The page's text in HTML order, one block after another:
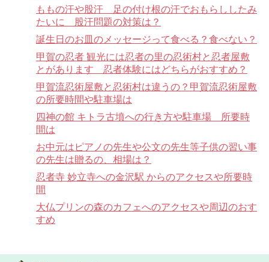
ももの汗や股汗 足の付け根の汗でおもらししたみ
たいに 股汗問題の対策は？
誕生日のお皿のメッセージって食べる？食べない？
甲賀の忍者 観光には忍者の里の忍術村と忍者屋敷
とがあります 忍者体験にはどちらがおすすめ？
甲賀流忍術屋敷と忍術村は違うの？甲賀流忍術屋敷
の所要時間や駐車場は
四神の館 キトラ古墳への行き方や駐車場 所要時
間は
お中元はピアノの先生や公文の先生等子供の習い事
の先生は贈るの、相場は？
忍者寺 妙立寺への金沢駅 からのアクセスや所要時
間
大仏プリンの森のカフェへのアクセスや周辺のおす
すめ